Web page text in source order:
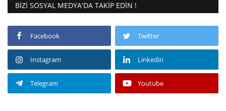
BIZI SOSYAL MEDYA'DA TAKIP EDIN !
Facebook Twitter
Instagram Linkedin
Telegram Youtube